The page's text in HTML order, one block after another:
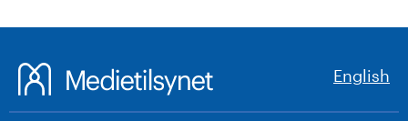
English